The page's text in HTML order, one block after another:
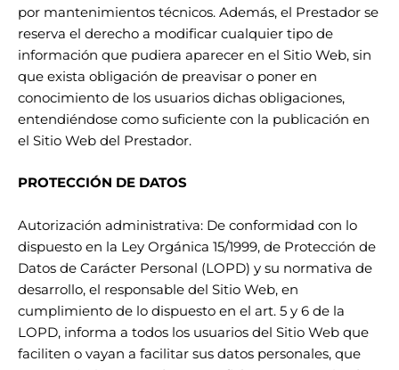
por mantenimientos técnicos. Además, el Prestador se
reserva el derecho a modificar cualquier tipo de
información que pudiera aparecer en el Sitio Web, sin
que exista obligación de preavisar o poner en
conocimiento de los usuarios dichas obligaciones,
entendiéndose como suficiente con la publicación en
el Sitio Web del Prestador.
PROTECCIÓN DE DATOS
Autorización administrativa: De conformidad con lo
dispuesto en la Ley Orgánica 15/1999, de Protección de
Datos de Carácter Personal (LOPD) y su normativa de
desarrollo, el responsable del Sitio Web, en
cumplimiento de lo dispuesto en el art. 5 y 6 de la
LOPD, informa a todos los usuarios del Sitio Web que
faciliten o vayan a facilitar sus datos personales, que